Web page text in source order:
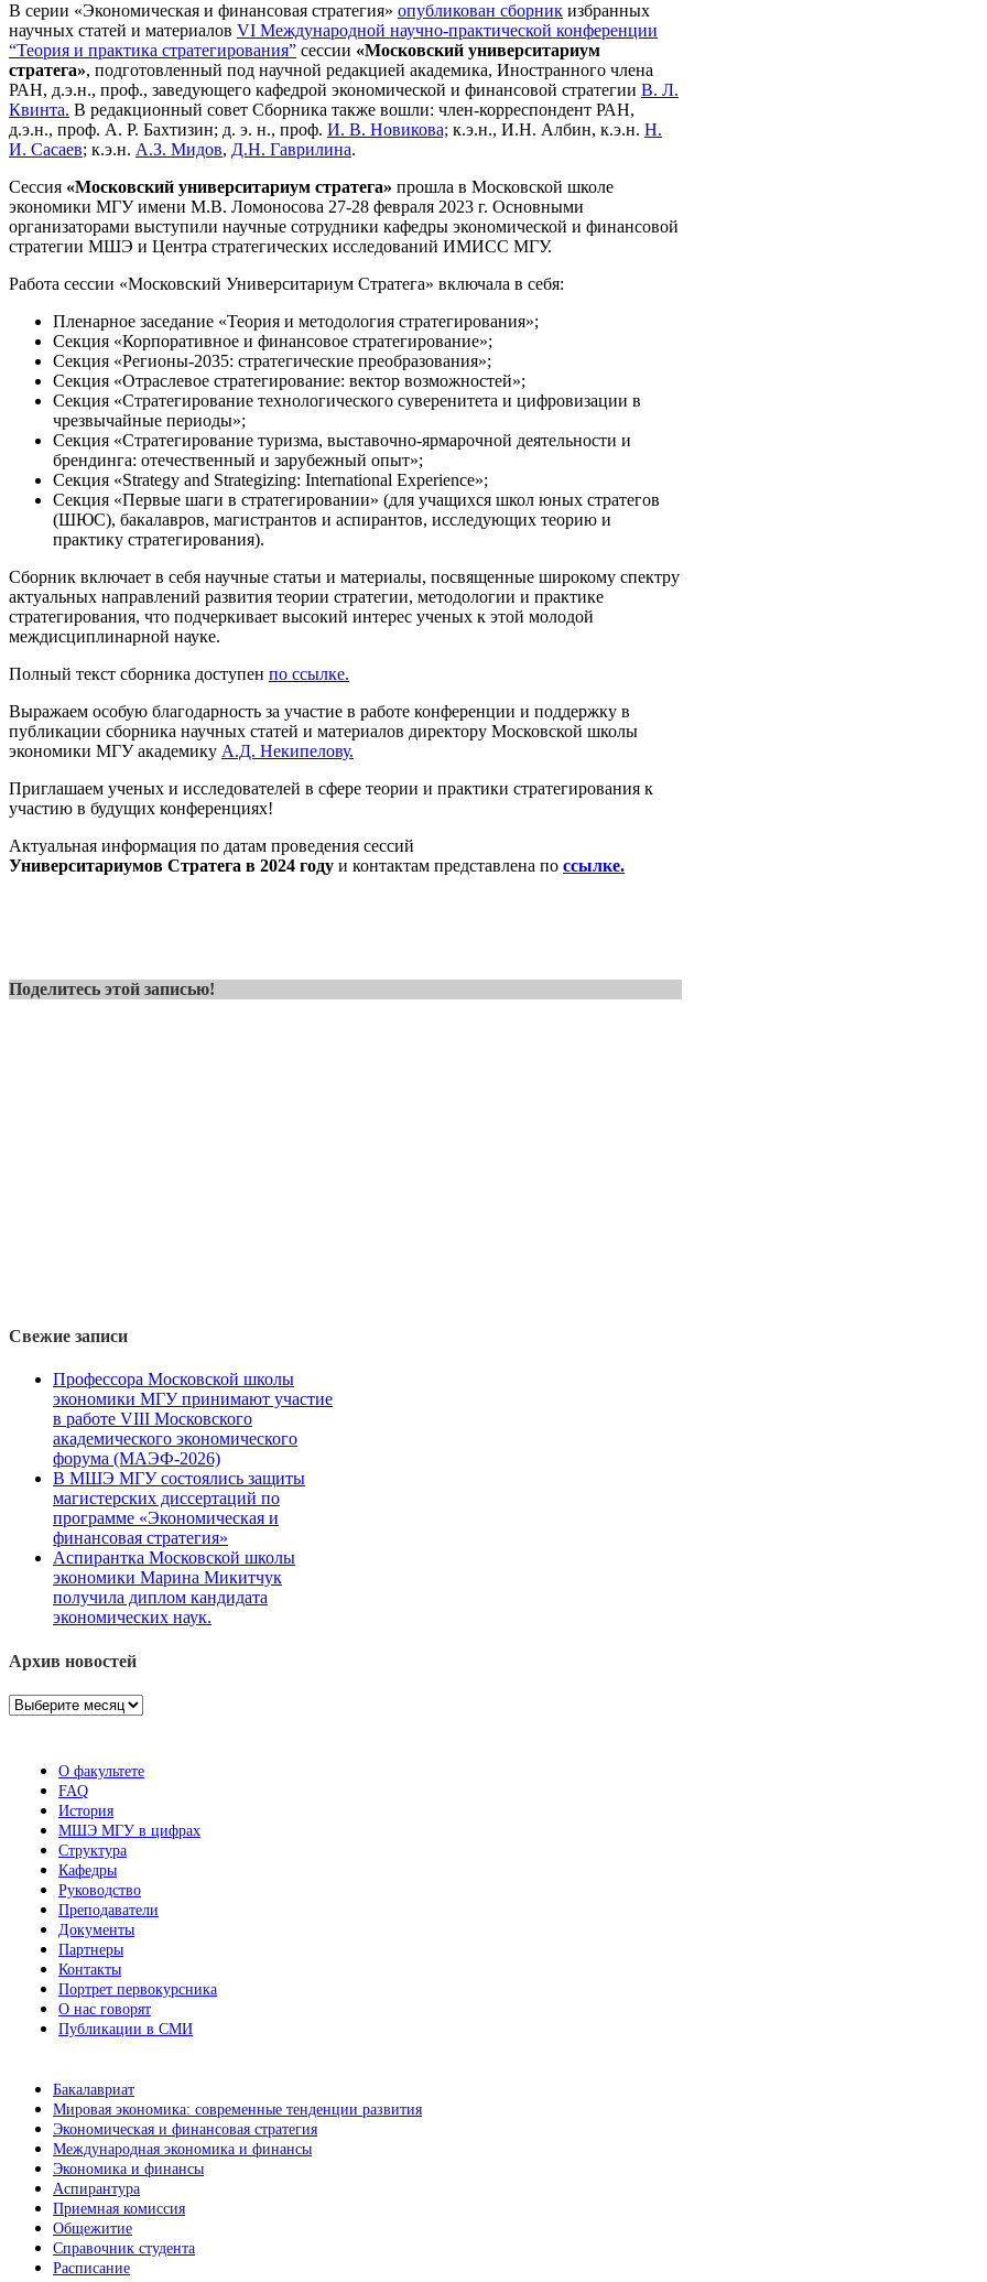
В серии «Экономическая и финансовая стратегия» опубликован сборник избранных
научных статей и материалов VI Международной научно-практической конференции
“Теория и практика стратегирования” сессии «Московский университариум
стратега», подготовленный под научной редакцией академика, Иностранного члена
РАН, д.э.н., проф., заведующего кафедрой экономической и финансовой стратегии В. Л.
Квинта. В редакционный совет Сборника также вошли: член-корреспондент РАН,
д.э.н., проф. А. Р. Бахтизин; д. э. н., проф. И. В. Новикова; к.э.н., И.Н. Албин, к.э.н. Н.
И. Сасаев; к.э.н. А.З. Мидов, Д.Н. Гаврилина.
Сессия «Московский университариум стратега» прошла в Московской школе
экономики МГУ имени М.В. Ломоносова 27-28 февраля 2023 г. Основными
организаторами выступили научные сотрудники кафедры экономической и финансовой
стратегии МШЭ и Центра стратегических исследований ИМИСС МГУ.
Работа сессии «Московский Университариум Стратега» включала в себя:
Пленарное заседание «Теория и методология стратегирования»;
Секция «Корпоративное и финансовое стратегирование»;
Секция «Регионы-2035: стратегические преобразования»;
Секция «Отраслевое стратегирование: вектор возможностей»;
Секция «Стратегирование технологического суверенитета и цифровизации в
чрезвычайные периоды»;
Секция «Стратегирование туризма, выставочно-ярмарочной деятельности и
брендинга: отечественный и зарубежный опыт»;
Секция «Strategy and Strategizing: International Experience»;
Секция «Первые шаги в стратегировании» (для учащихся школ юных стратегов
(ШЮС), бакалавров, магистрантов и аспирантов, исследующих теорию и
практику стратегирования).
Сборник включает в себя научные статьи и материалы, посвященные широкому спектру
актуальных направлений развития теории стратегии, методологии и практике
стратегирования, что подчеркивает высокий интерес ученых к этой молодой
междисциплинарной науке.
Полный текст сборника доступен по ссылке.
Выражаем особую благодарность за участие в работе конференции и поддержку в
публикации сборника научных статей и материалов директору Московской школы
экономики МГУ академику А.Д. Некипелову.
Приглашаем ученых и исследователей в сфере теории и практики стратегирования к
участию в будущих конференциях!
Актуальная информация по датам проведения сессий
Университариумов Стратега в 2024 году и контактам представлена по ссылке.
Поделитесь этой записью!
Свежие записи
Профессора Московской школы
экономики МГУ принимают участие
в работе VIII Московского
академического экономического
форума (МАЭФ-2026)
В МШЭ МГУ состоялись защиты
магистерских диссертаций по
программе «Экономическая и
финансовая стратегия»
Аспирантка Московской школы
экономики Марина Микитчук
получила диплом кандидата
экономических наук.
Архив новостей
Архив
О факультете
FAQ
История
МШЭ МГУ в цифрах
Структура
Кафедры
Руководство
Преподаватели
Документы
Партнеры
Контакты
Портрет первокурсника
О нас говорят
Публикации в СМИ
Бакалавриат
Мировая экономика: современные тенденции развития
Экономическая и финансовая стратегия
Международная экономика и финансы
Экономика и финансы
Аспирантура
Приемная комиссия
Общежитие
Справочник студента
Расписание